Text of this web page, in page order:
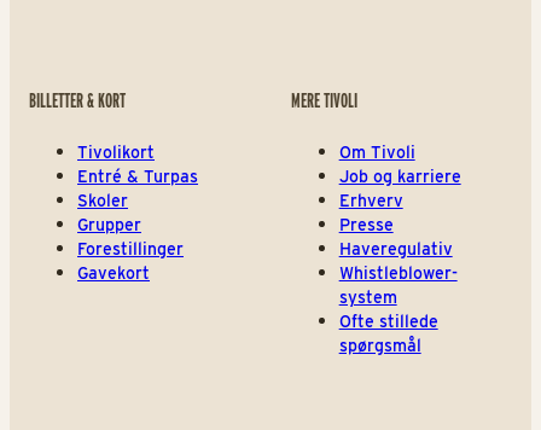
BILLETTER & KORT
Tivolikort
Entré & Turpas
Skoler
Grupper
Forestillinger
Gavekort
MERE TIVOLI
Om Tivoli
Job og karriere
Erhverv
Presse
Haveregulativ
Whistleblower-
system
Ofte stillede
spørgsmål